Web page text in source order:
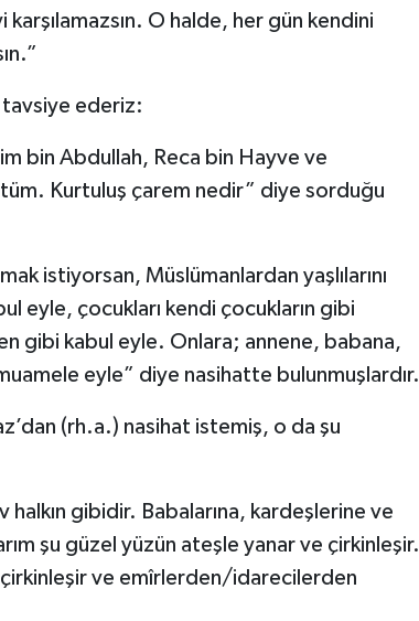
O halde, her gün kendini
tavsiye ederiz:
bin Abdullah, Reca bin Hayve ve
Kurtuluş çarem nedir” diye sorduğu
istiyorsan, Müslümanlardan yaşlılarını
eyle, çocukları kendi çocukların gibi
gibi kabul eyle. Onlara; annene, babana,
eyle” diye nasihatte bulunmuşlardır.
(rh.a.) nasihat istemiş, o da şu
halkın gibidir. Babalarına, kardeşlerine ve
şu güzel yüzün ateşle yanar ve çirkinleşir.
ve emîrlerden/idarecilerden